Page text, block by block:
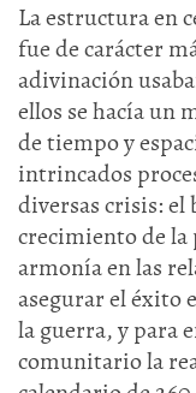
La estructura en
fue de carácter
adivinación
ellos se hacía un
de tiempo y
intrincados
diversas crisis: el
crecimiento de la
armonía en las
asegurar el éxito
la guerra, y para
comunitario la